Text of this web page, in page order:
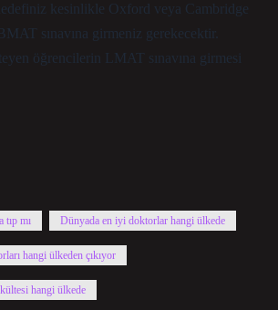
kesinlikle Oxford veya Cambridge
sınavına girmeniz gerekecektir.
öğrencilerin LMAT sınavına girmesi
tıp mı Dünyada en iyi doktorlar hangi ülkede
hangi ülkeden çıkıyor
hangi ülkede